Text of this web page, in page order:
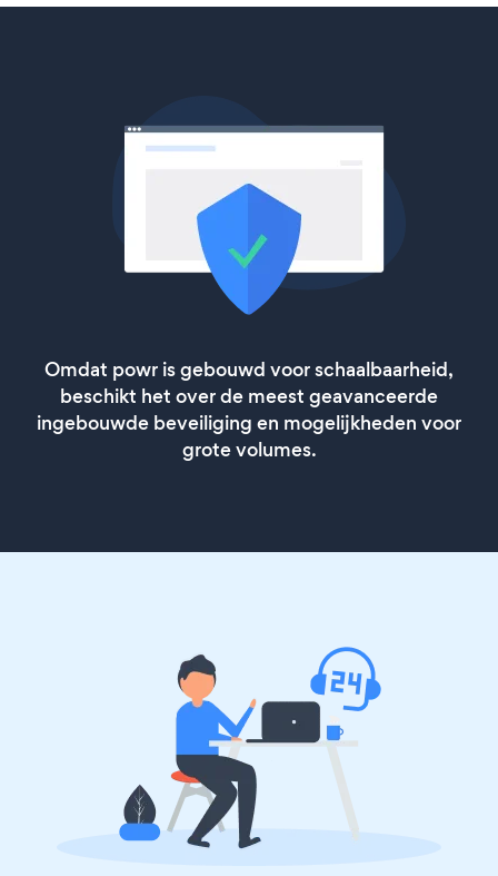
Omdat powr is gebouwd voor schaalbaarheid,
beschikt het over de meest geavanceerde
ingebouwde beveiliging en mogelijkheden voor
grote volumes.